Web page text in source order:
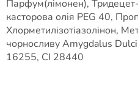
Парфум(лімонен), Тридецет-
касторова олія PEG 40,
Хлорметилізотіазолінон,
чорносливу Amygdalus
16255, CI 28440